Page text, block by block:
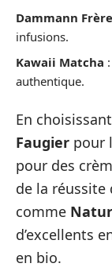
Dammann
infusions.
Kawaii Matcha
authentique.
En
Faugier pour
pour des
de la réussite
comme
d’excellents
en bio.